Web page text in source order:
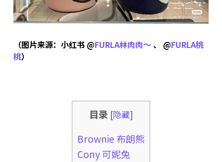
（图片来源：小红书 @FURLA林肉肉～ 、 @FURLA桃
桃）
目录 [隐藏]
Brownie 布朗熊
Cony 可妮兔